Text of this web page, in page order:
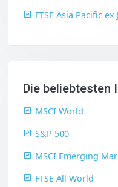
FTSE Asia Pacific
Die beliebtesten
MSCI World
S&P 500
MSCI Emerging
FTSE All World